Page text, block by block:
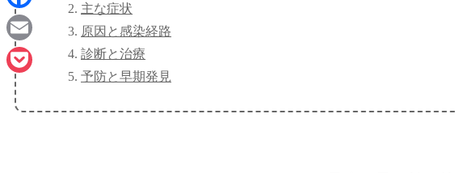
主な症状
原因と感染経路
診断と治療
予防と早期発見
Facebook
Email
Pocket